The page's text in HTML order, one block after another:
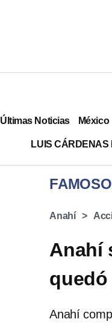
Últimas Noticias México
LUIS CÁRDENAS
Anahí
Anahí
Anahí